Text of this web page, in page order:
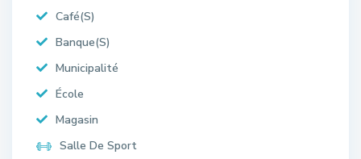
Café(S)
Banque(S)
Municipalité
École
Magasin
Salle De Sport